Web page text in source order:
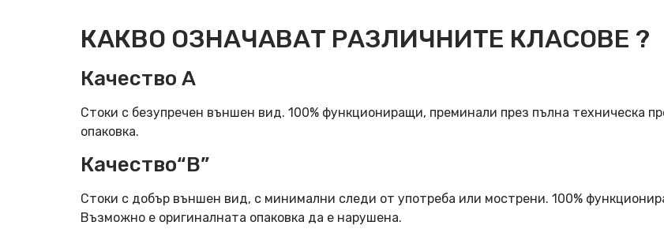
КАКВО ОЗНАЧАВАТ РАЗЛИЧНИТЕ КЛАСОВЕ ?
Качество А
Стоки с безупречен външен вид. 100% функциониращи, преминали през пълна техническа
опаковка.
Качество“B”
Стоки с добър външен вид, с минимални следи от употреба или мострени. 100%
Възможно е оригиналната опаковка да е нарушена.